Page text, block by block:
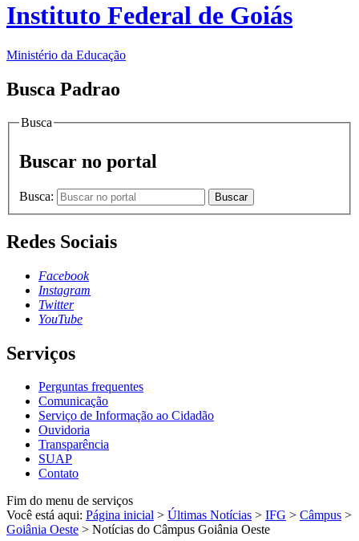
Instituto Federal de Goiás
Ministério da Educação
Busca Padrao
Busca
Buscar no portal
Busca: Buscar
Redes Sociais
Facebook
Instagram
Twitter
YouTube
Serviços
Perguntas frequentes
Comunicação
Serviço de Informação ao Cidadão
Ouvidoria
Transparência
SUAP
Contato
Fim do menu de serviços
Você está aqui: Página inicial > Últimas Notícias > IFG > Câmpus >
Goiânia Oeste > Notícias do Câmpus Goiânia Oeste